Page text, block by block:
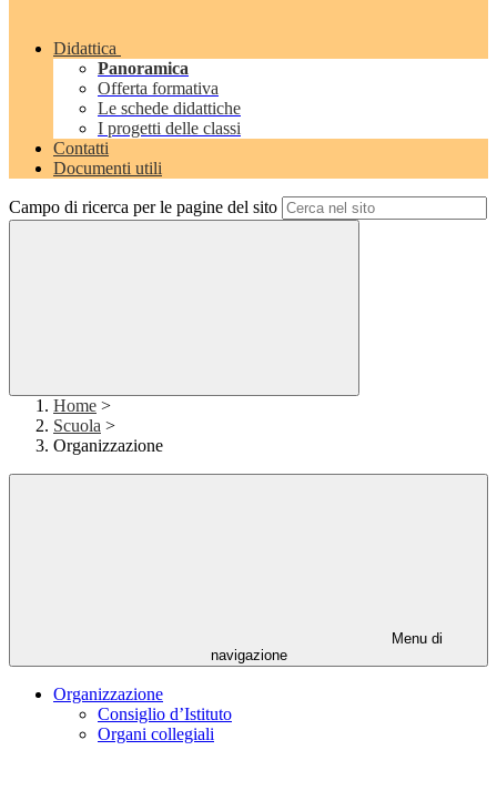
Didattica
Panoramica
Offerta formativa
Le schede didattiche
I progetti delle classi
Contatti
Documenti utili
Campo di ricerca per le pagine del sito
Home >
Scuola >
Organizzazione
Menu di
navigazione
Organizzazione
Consiglio d’Istituto
Organi collegiali